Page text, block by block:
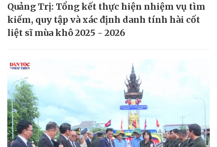
Quảng Trị: Tổng kết thực hiện nhiệm vụ tìm
kiếm, quy tập và xác định danh tính hài cốt
liệt sĩ mùa khô 2025 - 2026